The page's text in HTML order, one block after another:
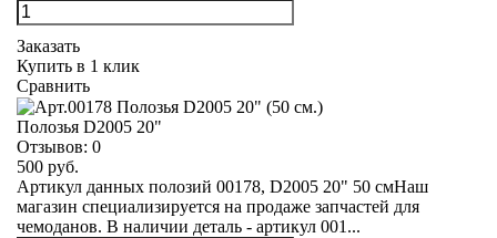
Заказать
Купить в 1 клик
Сравнить
Полозья D2005 20"
Отзывов: 0
500 руб.
Артикул данных полозий 00178, D2005 20" 50 смНаш
магазин специализируется на продаже запчастей для
чемоданов. В наличии деталь - артикул 001...